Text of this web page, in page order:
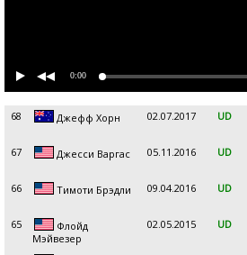
0:00
68 Джефф Хорн 02.07.2017 UD
67 Джесси Варгас 05.11.2016 UD
66 Тимоти Брэдли 09.04.2016 UD
65
Флойд
Мэйвезер
02.05.2015 UD